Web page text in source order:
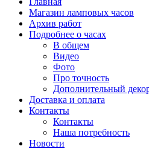
Магазин ламповых часов
Архив работ
Подробнее о часах
В общем
Видео
Фото
Про точность
Дополнительный
Доставка и оплата
Контакты
Контакты
Наша потребность
Новости